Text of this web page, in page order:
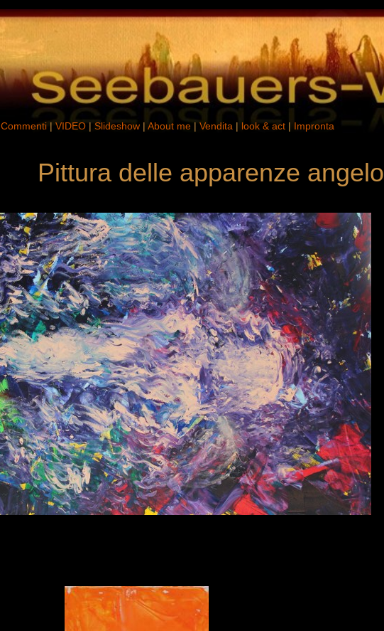
Commenti| VIDEO| Slideshow| About me| Vendita| look & act | Impronta
Pittura delle apparenze angelo